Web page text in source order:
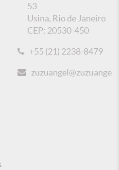
53
Usina, Rio de Janeiro
CEP: 20530-450
+55 (21) 2238-8479